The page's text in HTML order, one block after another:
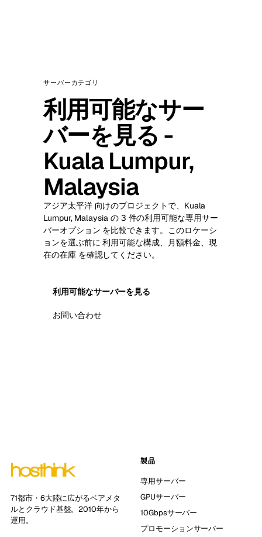
サーバーカテゴリ
利用可能なサー
バーを見る -
Kuala Lumpur,
Malaysia
アジア太平洋 向けのプロジェクトで、Kuala
Lumpur, Malaysia の 3 件の利用可能な専用サー
バーオプション を比較できます。このロケーシ
ョンを選ぶ前に 利用可能な構成、月額料金、現
在の在庫 を確認してください。
利用可能なサーバーを見る
お問い合わせ
71都市・6大陸に広がるベアメタ
ルとクラウド基盤。2010年から
運用。
製品
専用サーバー
GPUサーバー
10Gbpsサーバー
プロモーションサーバー